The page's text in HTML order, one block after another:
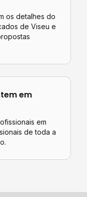
os detalhes do
de Viseu e
em
em
de toda a